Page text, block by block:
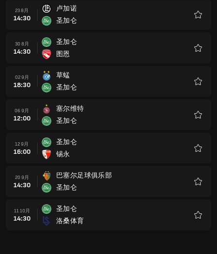
23 8月
14:30
卢加诺
圣加仑
30 8月
14:30
圣加仑
图恩
02 9月
18:30
草蜢
圣加仑
06 9月
12:00
塞尔维特
圣加仑
12 9月
16:00
圣加仑
锡永
20 9月
14:30
巴塞尔足球俱乐部
圣加仑
11 10月
14:30
圣加仑
洛桑体育